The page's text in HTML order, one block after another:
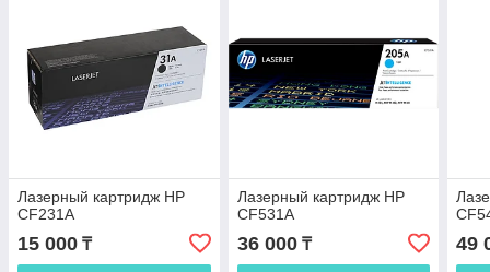
Лазерный картридж HP
CF231A
15 000 ₸
Лазерный картридж HP
CF531A
36 000₸ 49